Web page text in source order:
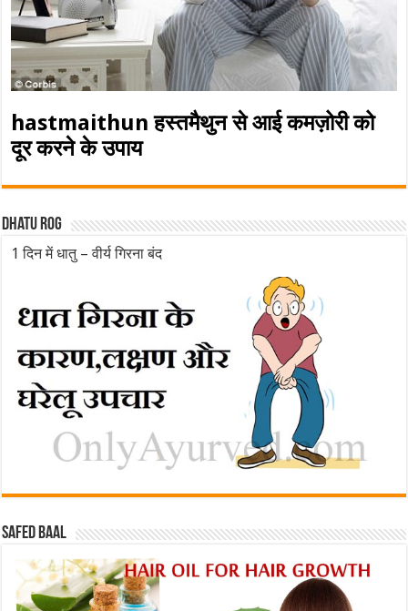
hastmaithun हस्तमैथुन से आई कमज़ोरी को
दूर करने के उपाय
Dhatu rog
1 दिन में धातु – वीर्य गिरना बंद
Safed baal